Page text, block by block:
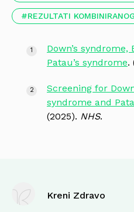
REZULTATI
Down’s syndrome,
Patau’s syndrome.
Screening for
syndrome and
(2025). NHS.
Kreni Zdravo